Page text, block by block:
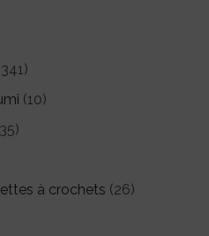
(10)
à crochets (26)